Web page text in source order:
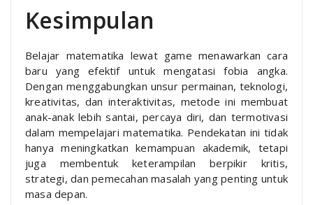
Kesimpulan
Belajar matematika lewat game menawarkan cara
baru yang efektif untuk mengatasi fobia angka.
Dengan menggabungkan unsur permainan, teknologi,
kreativitas, dan interaktivitas, metode ini membuat
anak-anak lebih santai, percaya diri, dan termotivasi
dalam mempelajari matematika. Pendekatan ini tidak
hanya meningkatkan kemampuan akademik, tetapi
juga membentuk keterampilan berpikir kritis,
strategi, dan pemecahan masalah yang penting untuk
masa depan.